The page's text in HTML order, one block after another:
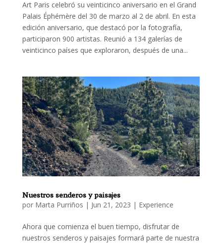
Art Paris celebró su veinticinco aniversario en el Grand
Palais Éphémère del 30 de marzo al 2 de abril. En esta
edición aniversario, que destacó por la fotografía,
participaron 900 artistas. Reunió a 134 galerías de
veinticinco países que exploraron, después de una...
Nuestros senderos y paisajes
por Marta Purriños | Jun 21, 2023 | Experience
Ahora que comienza el buen tiempo, disfrutar de
nuestros senderos y paisajes formará parte de nuestra